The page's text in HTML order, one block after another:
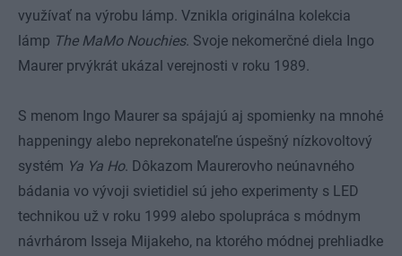
využívať na výrobu lámp. Vznikla originálna kolekcia
lámp The MaMo Nouchies. Svoje nekomerčné diela Ingo
Maurer prvýkrát ukázal verejnosti v roku 1989.
S menom Ingo Maurer sa spájajú aj spomienky na mnohé
happeningy alebo neprekonateľne úspešný nízkovoltový
systém Ya Ya Ho. Dôkazom Maurerovho neúnavného
bádania vo vývoji svietidiel sú jeho experimenty s LED
technikou už v roku 1999 alebo spolupráca s módnym
návrhárom Isseja Mijakeho, na ktorého módnej prehliadke